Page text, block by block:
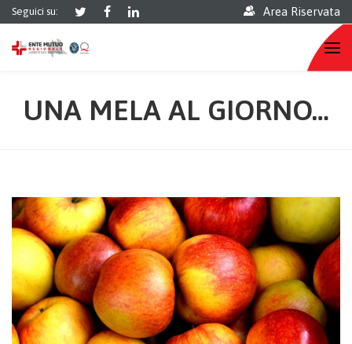
Seguici su: Area Riservata
UNA MELA AL GIORNO…